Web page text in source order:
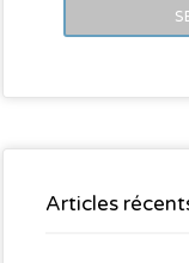
Articles